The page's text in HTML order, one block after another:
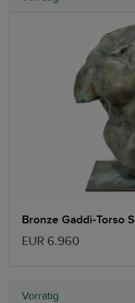
Bronze Gaddi-Torso
EUR 6.960
Vorrätig